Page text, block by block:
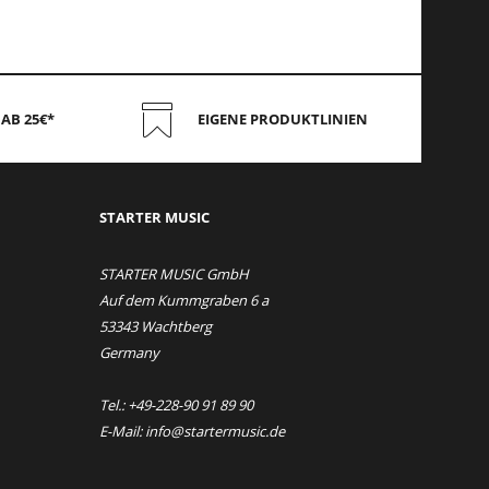
25€* EIGENE PRODUKTLINIEN
STARTER MUSIC
STARTER MUSIC GmbH
Auf dem Kummgraben 6 a
53343 Wachtberg
Germany
Tel.: +49-228-90 91 89 90
E-Mail: info@startermusic.de